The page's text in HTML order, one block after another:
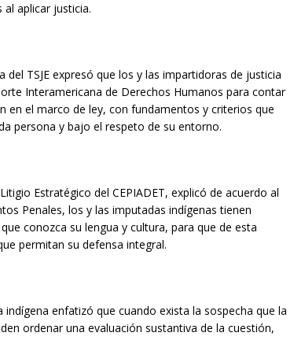
aplicar justicia.
TSJE expresó que los y las impartidoras de justicia
Interamericana de Derechos Humanos para contar
el marco de ley, con fundamentos y criterios que
persona y bajo el respeto de su entorno.
Estratégico del CEPIADET, explicó de acuerdo al
Penales, los y las imputadas indígenas tienen
conozca su lengua y cultura, para que de esta
permitan su defensa integral.
enfatizó que cuando exista la sospecha que la
ordenar una evaluación sustantiva de la cuestión,